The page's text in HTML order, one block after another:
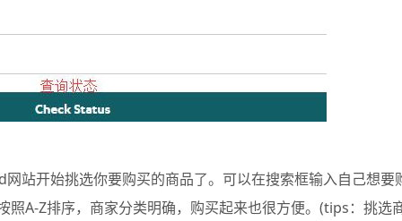
站开始挑选你要购买的商品了。可以在搜索框输入自己想要
照A-Z排序，商家分类明确，购买起来也很方便。(tips：挑选